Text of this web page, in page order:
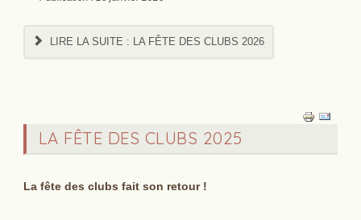
LIRE LA SUITE : ‌LA FÊTE DES CLUBS 2026
‌LA FÊTE DES CLUBS 2025
‌La fête des clubs fait son retour !